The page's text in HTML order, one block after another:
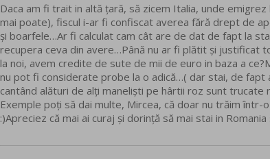
Daca am fi trait in altă țară, să zicem Italia, unde
mai poate), fiscul i-ar fi confiscat averea fără drept de
și boarfele…Ar fi calculat cam cât are de dat de fapt la
recupera ceva din avere…Până nu ar fi plătit și justificat
la noi, avem credite de sute de mii de euro in baza a
nu pot fi considerate probe la o adică…( dar stai, de
cantând alături de alți maneliști pe hârtii roz sunt trucate
Exemple poți să dai multe, Mircea, că doar nu trăim
:)Apreciez că mai ai curaj și dorință să mai stai in